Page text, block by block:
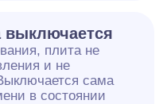
выключается
плита не
и не
сама
в состоянии